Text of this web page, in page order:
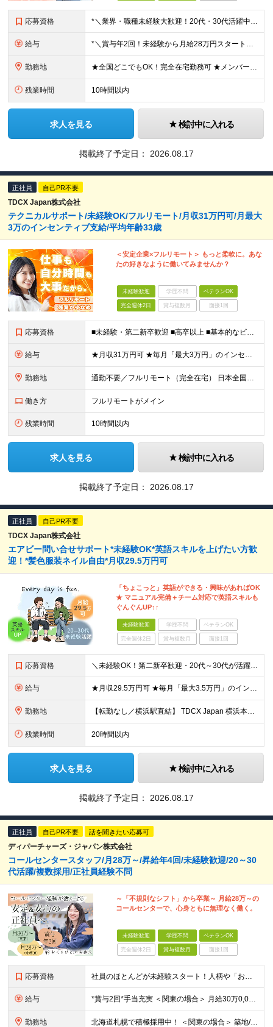
応募資格 *＼業界・職種未経験大歓迎！20代・30代活躍中／* ◆学歴不問 ◆第二新卒OK ◎ワークライフバランスを整えたい ◎誰かの役に立つ仕事がしたい ◎安心して長く働ける環境で活躍したい こんな想いを
給与 *＼賞与年2回！未経験から月給28万円スタート／* ◆月給28万～40万円＋賞与年2回＋各種インセンティブ ※経験・スキルを考慮の上、決定します ※試用期間6ヶ月間あり（期間中は月給26万円～にな
勤務地 ★全国どこでもOK！完全在宅勤務可 ★メンバーは北海道・新潟・茨城・東京・静岡・愛知・兵庫・福岡など、全国様々な地域にて活躍中です♪ 【本社】 東京都渋谷区恵比寿1-13-1鈴木ビル3F (変更の
残業時間 10時間以内
求人を見る 検討中に入れる
掲載終了予定日： 2026.08.17
正社員 自己PR不要
TDCX Japan株式会社
テクニカルサポート/未経験OK/フルリモート/月収31万円可/月最大
3万のインセンティブ支給/平均年齢33歳
＜安定企業×フルリモート＞ もっと柔軟に。あな
たの好きなように働いてみませんか？
未経験歓迎 学歴不問 ベテランOK
完全週休2日 賞与複数月 面接1回
応募資格 ■未経験・第二新卒歓迎 ■高卒以上 ■基本的なビジネスマナーがある方(敬語表現や対人接客経験など) ■スマホ、タブレットなど、ある程度理解や簡単なサポートができる方 例） ・家電量販店の販売経験
給与 ★月収31万円可 ★毎月「最大3万円」のインセンティブあり 月給266,228円～＋スキル手当（15,000円）＋インセンティブ（月最大3万円） ※月給例（月額最大額）：281,228 円＋残業代発
勤務地 通勤不要／フルリモート（完全在宅） 日本全国47都道府県のお住まいで働けます！ ※転勤はありません 【本社】 神奈川県横浜市神奈川区金港町1‐7 横浜ダイヤビル 本社所在地：神奈川県
働き方 フルリモートがメイン
残業時間 10時間以内
求人を見る 検討中に入れる
掲載終了予定日： 2026.08.17
正社員 自己PR不要
TDCX Japan株式会社
エアビー問い合せサポート*未経験OK*英語スキルを上げたい方歓
迎！*髪色服装ネイル自由*月収29.5万円可
「ちょこっと」英語ができる・興味があればOK
★ マニュアル完備＋チーム対応で英語スキルも
ぐんぐんUP↑↑
未経験歓迎 学歴不問 ベテランOK
完全週休2日 賞与複数月 面接1回
応募資格 ＼未経験OK！第二新卒歓迎・20代～30代が活躍中／ ■高卒以上 ■基本的なビジネスマナーをお持ちの方 ■以下いずれかを満たす方は歓迎します ・営業、接客、販売、受付応対など「お客様対応」の経験 ・P
給与 ★月収29.5万円可 ★毎月「最大3.5万円」のインセンティブあり 月給26万円～＋インセンティブ（月最大3.5万円） ※経験・スキルなどを考慮し決定します ※残業代は1分単位で支給いたします ※試用
勤務地 【転勤なし／横浜駅直結】 TDCX Japan 横浜本社 神奈川県横浜市神奈川区金港町1‐7 横浜ダイヤビル ※横浜駅直結のため、雨の日も濡れずに通勤可能です ※ビル内にはコンビニもあり、休憩時間のリ
残業時間 20時間以内
求人を見る 検討中に入れる
掲載終了予定日： 2026.08.17
正社員 自己PR不要 話を聞きたい応募可
ディパーチャーズ・ジャパン株式会社
コールセンタースタッフ/月28万～/昇給年4回/未経験歓迎/20～30
代活躍/複数採用/正社員経験不問
～「不規則なシフト」から卒業～ 月給28万～の
コールセンターで、心身ともに無理なく働く。
未経験歓迎 学歴不問 ベテランOK
完全週休2日 賞与複数月 面接1回
応募資格 社員のほとんどが未経験スタート！人柄や「おくりびと」の仕事への興味を重視します！／※学歴不問 《以下のような方は歓迎します！》 ■人との関わりを大切にする仕事がしたい ■ライフエンディング業界に興味
給与 *賞与2回*手当充実 ＜関東の場合＞ 月給30万0,000円(住宅手当2万円を含む)～＋各種手当＋賞与年2回 ＜北海道の場合＞ 月給28万0,000円～＋各種手当＋賞与年2回 ※残業代全額支給
勤務地 北海道札幌で積極採用中！ ＜関東の場合＞ 築地/東京都中央区築地3丁目16−9 築地室町ビル9F ＜北海道の場合＞ 豊平／北海道札幌市豊平区平岸6条9丁目3-25 (変更の範囲)上記を除く当社関